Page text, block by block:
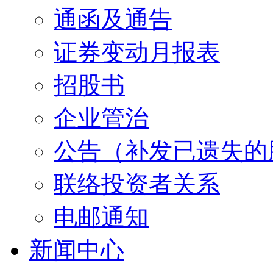
通函及通告
证券变动月报表
招股书
企业管治
公告（补发已遗失
联络投资者关系
电邮通知
新闻中心